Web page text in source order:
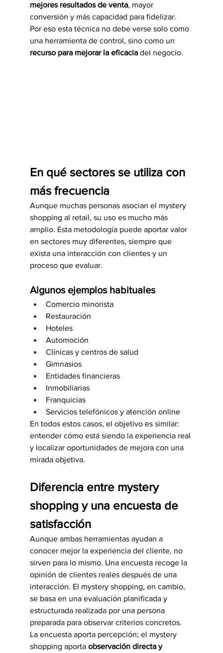
mejores resultados de venta, mayor
conversión y más capacidad para fidelizar.
Por eso esta técnica no debe verse solo como
una herramienta de control, sino como un
recurso para mejorar la eficacia del negocio.
En qué sectores se utiliza con
más frecuencia
Aunque muchas personas asocian el mystery
shopping al retail, su uso es mucho más
amplio. Esta metodología puede aportar valor
en sectores muy diferentes, siempre que
exista una interacción con clientes y un
proceso que evaluar.
Algunos ejemplos habituales
Comercio minorista
Restauración
Hoteles
Automoción
Clínicas y centros de salud
Gimnasios
Entidades financieras
Inmobiliarias
Franquicias
Servicios telefónicos y atención online
En todos estos casos, el objetivo es similar:
entender cómo está siendo la experiencia real
y localizar oportunidades de mejora con una
mirada objetiva.
Diferencia entre mystery
shopping y una encuesta de
satisfacción
Aunque ambas herramientas ayudan a
conocer mejor la experiencia del cliente, no
sirven para lo mismo. Una encuesta recoge la
opinión de clientes reales después de una
interacción. El mystery shopping, en cambio,
se basa en una evaluación planificada y
estructurada realizada por una persona
preparada para observar criterios concretos.
La encuesta aporta percepción; el mystery
shopping aporta observación directa y